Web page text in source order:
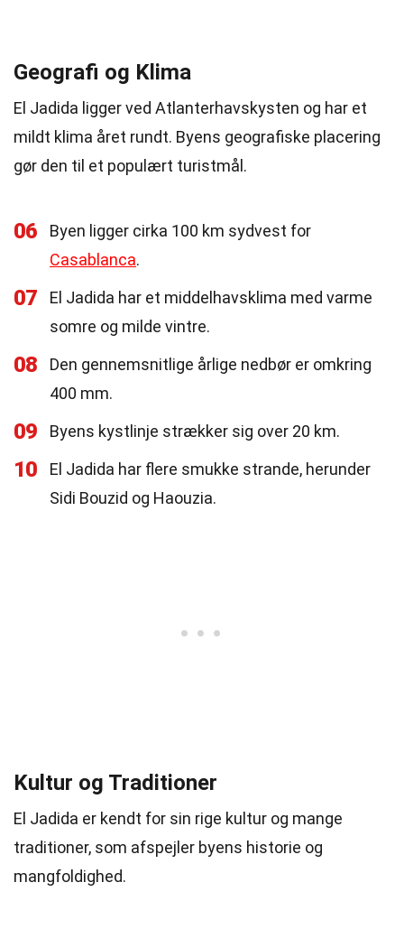
Geografi og Klima
El Jadida ligger ved Atlanterhavskysten og har et
mildt klima året rundt. Byens geografiske placering
gør den til et populært turistmål.
06
Byen ligger cirka 100 km sydvest for
Casablanca.
07
El Jadida har et middelhavsklima med varme
somre og milde vintre.
08
Den gennemsnitlige årlige nedbør er omkring
400 mm.
09 Byens kystlinje strækker sig over 20 km.
10
El Jadida har flere smukke strande, herunder
Sidi Bouzid og Haouzia.
Kultur og Traditioner
El Jadida er kendt for sin rige kultur og mange
traditioner, som afspejler byens historie og
mangfoldighed.